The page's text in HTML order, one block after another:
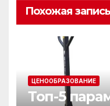
Похожая запись
ЦЕНООБРАЗОВАНИЕ
Топ-5